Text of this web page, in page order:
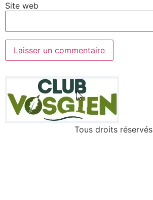
Site web
Tous droits réservés